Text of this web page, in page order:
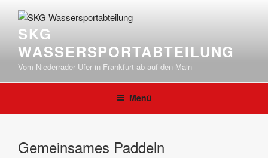
Inhalt
springenSKG
WASSERSPORTABTEILUNG
Vom Niederräder Ufer in Frankfurt ab auf den Main
Menü
Gemeinsames Paddeln